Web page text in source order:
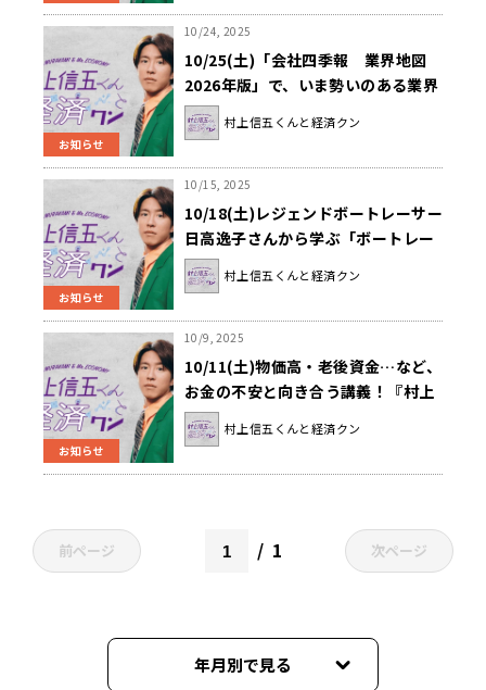
お知らせ
10/24, 2025
10/25(土)「会社四季報 業界地図
2026年版」で、いま勢いのある業界
を学ぼう！『村上信五くんと経済ク
ン』
村上信五くんと経済クン
お知らせ
10/15, 2025
10/18(土)レジェンドボートレーサー
日高逸子さんから学ぶ「ボートレー
ス」の世界！『村上信五くんと経済
クン』
村上信五くんと経済クン
お知らせ
10/9, 2025
10/11(土)物価高・老後資金…など、
お金の不安と向き合う講義！『村上
信五くんと経済クン』
村上信五くんと経済クン
前ページ 1 次ページ
年月別で見る